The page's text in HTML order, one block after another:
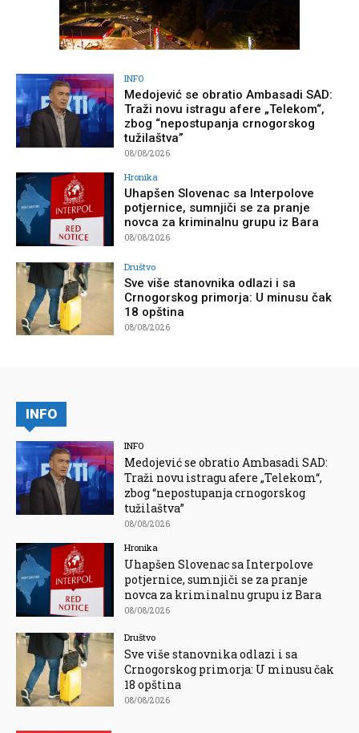
INFO
Medojević se obratio Ambasadi SAD:
Traži novu istragu afere „Telekom“,
zbog “nepostupanja crnogorskog
tužilaštva”
08/08/2026
Hronika
Uhapšen Slovenac sa Interpolove
potjernice, sumnjiči se za pranje
novca za kriminalnu grupu iz Bara
08/08/2026
Društvo
Sve više stanovnika odlazi i sa
Crnogorskog primorja: U minusu čak
18 opština
08/08/2026
INFO
INFO
Medojević se obratio Ambasadi SAD:
Traži novu istragu afere „Telekom“,
zbog “nepostupanja crnogorskog
tužilaštva”
08/08/2026
Hronika
Uhapšen Slovenac sa Interpolove
potjernice, sumnjiči se za pranje
novca za kriminalnu grupu iz Bara
08/08/2026
Društvo
Sve više stanovnika odlazi i sa
Crnogorskog primorja: U minusu čak
18 opština
08/08/2026